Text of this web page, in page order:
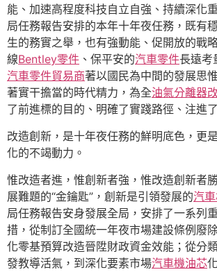
能、加速高程度科技自立自強、持續深化
局任務報告安排的本年十年夜任務，既有
生的務實之舉，也有強動能、促開放的戰
線Bentley零件 、保平安的汽車零件長遠考
汽車零件貿易商著以國民為中間的發展思惟
著實干擔當的時代精力，為全油氣分離器
了前進標的目的、明確了實踐路徑、注進
改造創新，是十年夜任務的鮮明底色，更
化的不竭動力。
惟改造者進，惟創新者強，惟改造創新者
展難題的“金鑰匙”，創新是引領發展的汽
局任務報告安身發展全局，安排了一系列
措，從制訂全國統一年夜市場建設條例廢
化零基預算改造晉陞財政資金效能；從分
發教導活氣，到深化要素市場汽車機油芯